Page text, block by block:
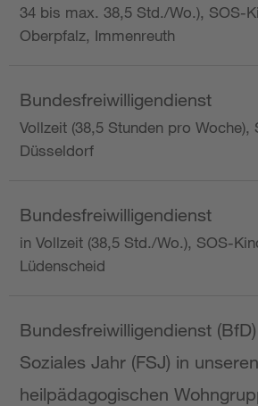
34 bis max. 38,5 Std./Wo.), SOS-
Oberpfalz, Immenreuth
Bundesfreiwilligendienst
Vollzeit (38,5 Stunden pro
Düsseldorf
Bundesfreiwilligendienst
in Vollzeit (38,5 Std./Wo.), SOS-
Lüdenscheid
Bundesfreiwilligendienst
Soziales Jahr (FSJ) in unseren
heilpädagogischen